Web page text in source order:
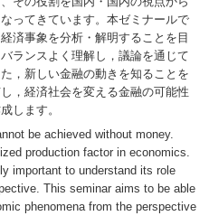
ってきています。本ゼミナールで
済事象を分析・解明することを目
ランスよく理解し，議論を通じて
，新しい金融の動きを知ることを
，経済社会を変える金融の可能性
します。
be achieved without money.
production factor in economics.
important to understand its role
This seminar aims to be able
phenomena from the perspective